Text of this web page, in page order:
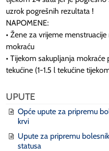
uzrok pogrešnih rezultata !
NAPOMENE:
• Žene za vrijeme
mokraću
• Tijekom sakupljanja
tekućine (1-1.5 l tekućine
UPUTE
Opće upute za pripremu
krvi
Upute za pripremu
statusa